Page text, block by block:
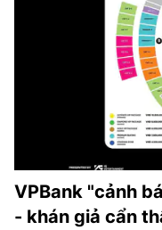
VPBank "cảnh
- khán giả cẩn